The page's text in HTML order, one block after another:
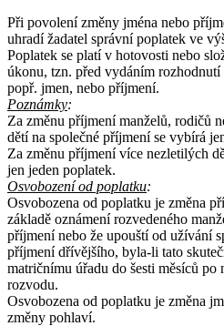
Při povolení změny jména nebo
uhradí žadatel správní poplatek ve
Poplatek se platí v hotovosti nebo
úkonu, tzn. před vydáním
popř. jmen, nebo příjmení.
Poznámky:
Za změnu příjmení manželů, rodičů
dětí na společné příjmení se vybírá
Za změnu příjmení více nezletilých
jen jeden poplatek.
Osvobození od poplatku:
Osvobozena od poplatku je změna
základě oznámení rozvedeného
příjmení nebo že upouští od užívání
příjmení dřívějšího, byla-li tato
matričnímu úřadu do šesti měsíců
rozvodu.
Osvobozena od poplatku je změna
změny pohlaví.